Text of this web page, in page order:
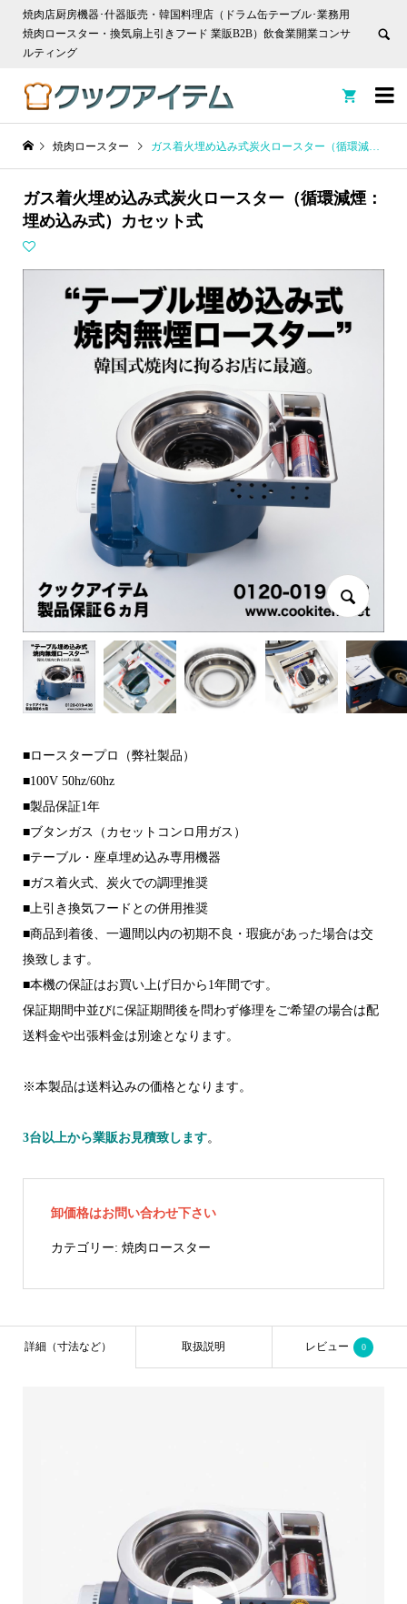
焼肉店厨房機器･什器販売・韓国料理店（ドラム缶テーブル･業務用
焼肉ロースター・換気扇上引きフード 業販B2B）飲食業開業コンサ
ルティング


焼肉ロースター ガス着火埋め込み式炭火ロースター（循環減煙：埋め込み式）カセット式
ガス着火埋め込み式炭火ロースター（循環減煙：
埋め込み式）カセット式
■ロースタープロ（弊社製品）
■100V 50hz/60hz
■製品保証1年
■ブタンガス（カセットコンロ用ガス）
■テーブル・座卓埋め込み専用機器
■ガス着火式、炭火での調理推奨
■上引き換気フードとの併用推奨
■商品到着後、一週間以内の初期不良・瑕疵があった場合は交
換致します。
■本機の保証はお買い上げ日から1年間です。
保証期間中並びに保証期間後を問わず修理をご希望の場合は配
送料金や出張料金は別途となります。
※本製品は送料込みの価格となります。
3台以上から業販お見積致します。
卸価格はお問い合わせ下さい
カテゴリー: 焼肉ロースター
詳細（寸法など） 取扱説明 レビュー 0